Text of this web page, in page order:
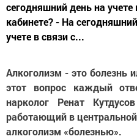
сегодняшний день на
кабинете? - На
учете в связи с...
Алкоголизм - это болезнь
этот вопрос каждый
нарколог Ренат
работающий в
алкоголизм «болезнью».